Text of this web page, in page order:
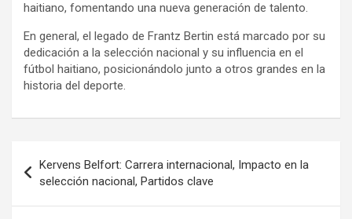
haitiano, fomentando una nueva generación de talento.
En general, el legado de Frantz Bertin está marcado por su
dedicación a la selección nacional y su influencia en el
fútbol haitiano, posicionándolo junto a otros grandes en la
historia del deporte.
navigation
Kervens Belfort: Carrera internacional, Impacto en la
selección nacional, Partidos clave